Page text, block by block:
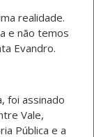
realidade.
e não temos
Evandro.
foi assinado
Vale,
Pública e a